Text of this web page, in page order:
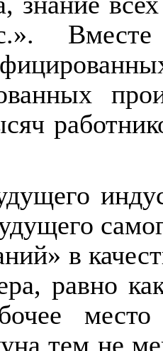
.».
в
равно
тем не